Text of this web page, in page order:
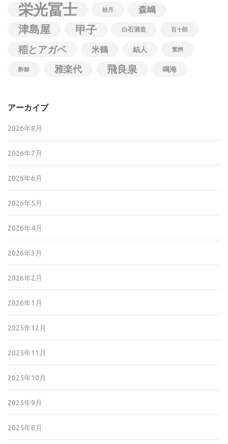
栄光冨士 桂月 森嶋
津島屋 甲子 白石酒造 百十郎
稲とアガベ 米鶴 結人 繁桝
酔鯨 雅楽代 飛良泉 鳴海
アーカイブ
2026年8月
2026年7月
2026年6月
2026年5月
2026年4月
2026年3月
2026年2月
2026年1月
2025年12月
2025年11月
2025年10月
2025年9月
2025年8月